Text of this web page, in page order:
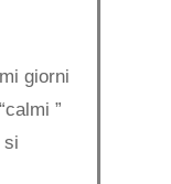
giorni
”
si